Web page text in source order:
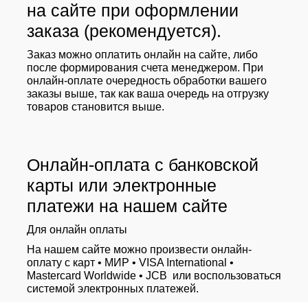
на сайте при оформлении
заказа (рекомендуется).
Заказ можно оплатить онлайн на сайте, либо
после формирования счета менеджером. При
онлайн-оплате очередность обработки вашего
заказы выше, так как ваша очередь на отгрузку
товаров становится выше.
Онлайн-оплата с банковской
карты или электронные
платежи на нашем сайте
Для онлайн оплаты
На нашем сайте можно произвести онлайн-
оплату с карт • МИР • VISA International •
Mastercard Worldwide • JCB или воспользоваться
системой электронных платежей.